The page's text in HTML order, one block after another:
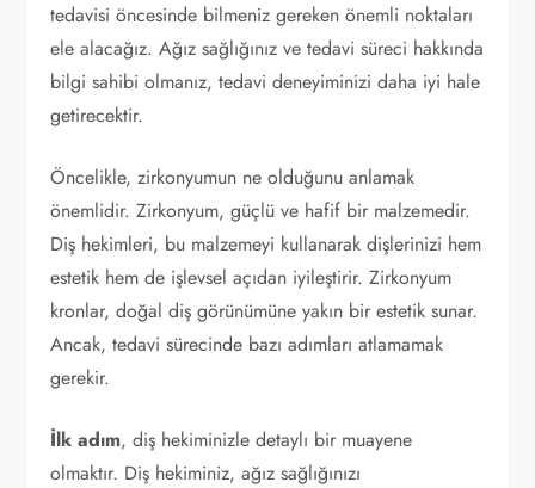
tedavisi öncesinde bilmeniz gereken önemli noktaları
ele alacağız. Ağız sağlığınız ve tedavi süreci hakkında
bilgi sahibi olmanız, tedavi deneyiminizi daha iyi hale
getirecektir.
Öncelikle, zirkonyumun ne olduğunu anlamak
önemlidir. Zirkonyum, güçlü ve hafif bir malzemedir.
Diş hekimleri, bu malzemeyi kullanarak dişlerinizi hem
estetik hem de işlevsel açıdan iyileştirir. Zirkonyum
kronlar, doğal diş görünümüne yakın bir estetik sunar.
Ancak, tedavi sürecinde bazı adımları atlamamak
gerekir.
İlk adım, diş hekiminizle detaylı bir muayene
olmaktır. Diş hekiminiz, ağız sağlığınızı